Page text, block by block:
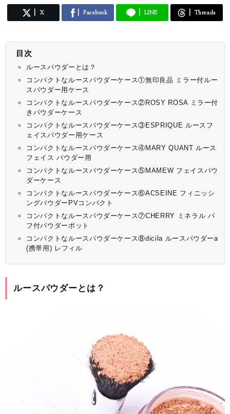
X Facebook LINE Threads
目次
ルースパウダーとは？
コンパクトなルースパウダーケース①無印良品 ミラー付ルー
スパウダー用ケース
コンパクトなルースパウダーケース②ROSY ROSA ミラー付
きパウダーケース
コンパクトなルースパウダーケース③ESPRIQUE ルースフ
ェイスパウダー用ケース
コンパクトなルースパウダーケース④MARY QUANT ルース
フェイス パウダー用
コンパクトなルースパウダーケース⑤MAMEW フェイスパウ
ダーケース
コンパクトなルースパウダーケース⑥ACSEINE フィニッシ
ングパウダーPVコンパクト
コンパクトなルースパウダーケース⑦CHERRY ミネラル パ
フ付パウダーポット
コンパクトなルースパウダーケース⑧dicila ルースパウダーa
(携帯用) レフィル
ルースパウダーとは？